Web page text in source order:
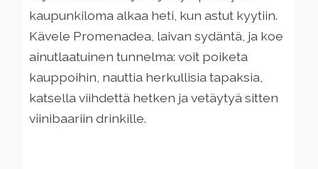
kaupunkiloma alkaa heti, kun astut kyytiin.
Kävele Promenadea, laivan sydäntä, ja koe
ainutlaatuinen tunnelma: voit poiketa
kauppoihin, nauttia herkullisia tapaksia,
katsella viihdettä hetken ja vetäytyä sitten
viinibaariin drinkille.